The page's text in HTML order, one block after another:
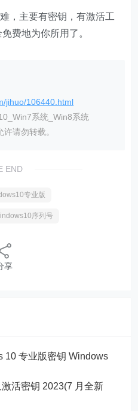
，主要有密钥，有激活工
费地为你所用了。
jihuo/106440.html
系统_Win8系统
请勿转载。
END
专业版
序列号
享
10 专业版密钥 Windows
活密钥 2023(7 月全新